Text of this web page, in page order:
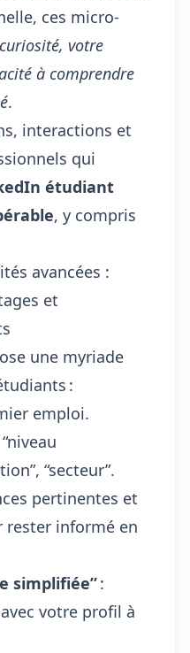
ces micro-
votre
à comprendre
.
interactions et
qui
étudiant
, y compris
avancées :
et
une myriade
:
emploi.
“secteur”.
pertinentes et
rester informé en
simplifiée”:
votre profil à